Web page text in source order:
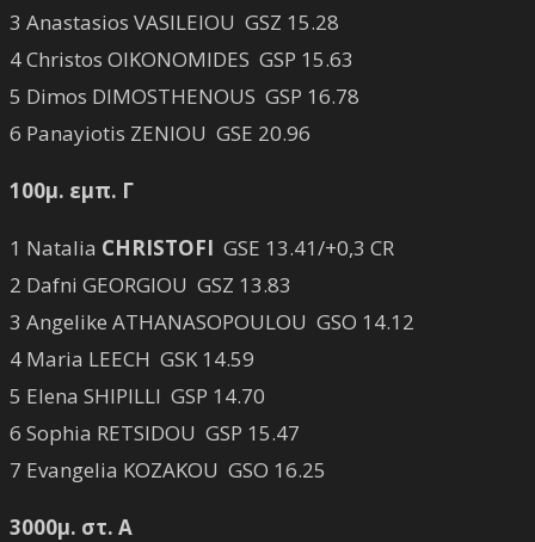
3 Anastasios VASILEIOU GSZ 15.28
4 Christos OIKONOMIDES GSP 15.63
5 Dimos DIMOSTHENOUS GSP 16.78
6 Panayiotis ZENIOU GSE 20.96
100μ. εμπ. Γ
1 Natalia CHRISTOFI GSE 13.41/+0,3 CR
2 Dafni GEORGIOU GSZ 13.83
3 Angelike ATHANASOPOULOU GSO 14.12
4 Maria LEECH GSK 14.59
5 Elena SHIPILLI GSP 14.70
6 Sophia RETSIDOU GSP 15.47
7 Evangelia KOZAKOU GSO 16.25
3000μ. στ. Α